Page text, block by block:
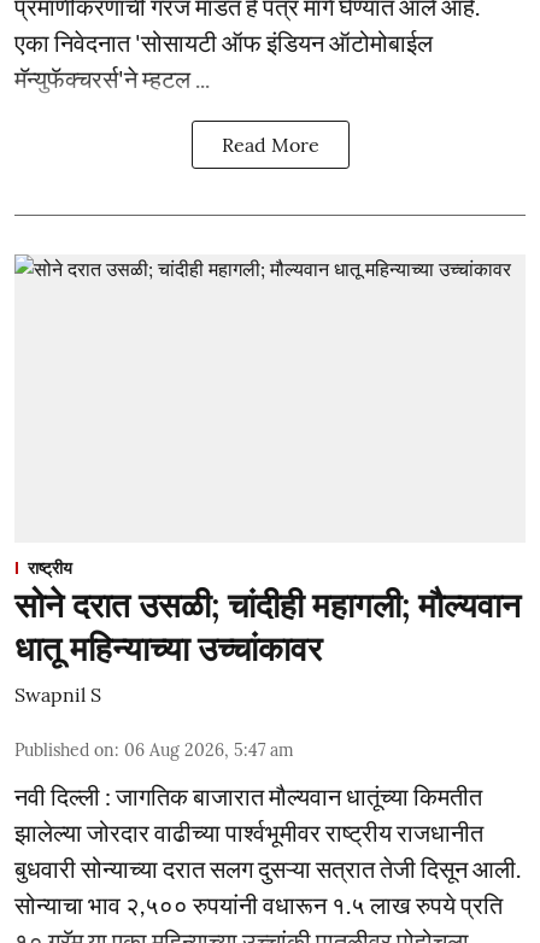
प्रमाणीकरणाची गरज मांडत हे पत्र मागे घेण्यात आले आहे.
एका निवेदनात 'सोसायटी ऑफ इंडियन ऑटोमोबाईल
मॅन्युफॅक्चरर्स'ने म्हटल ...
Read More
राष्ट्रीय
सोने दरात उसळी; चांदीही महागली; मौल्यवान
धातू महिन्याच्या उच्चांकावर
Swapnil S
Published on: 06 Aug 2026, 5:47 am
नवी दिल्ली : जागतिक बाजारात मौल्यवान धातूंच्या किमतीत
झालेल्या जोरदार वाढीच्या पार्श्वभूमीवर राष्ट्रीय राजधानीत
बुधवारी सोन्याच्या दरात सलग दुसऱ्या सत्रात तेजी दिसून आली.
सोन्याचा भाव २,५०० रुपयांनी वधारून १.५ लाख रुपये प्रति